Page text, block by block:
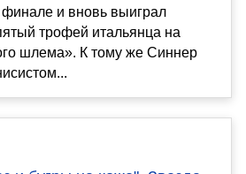
финале и вновь выиграл
трофей итальянца на
шлема». К тому же Синнер